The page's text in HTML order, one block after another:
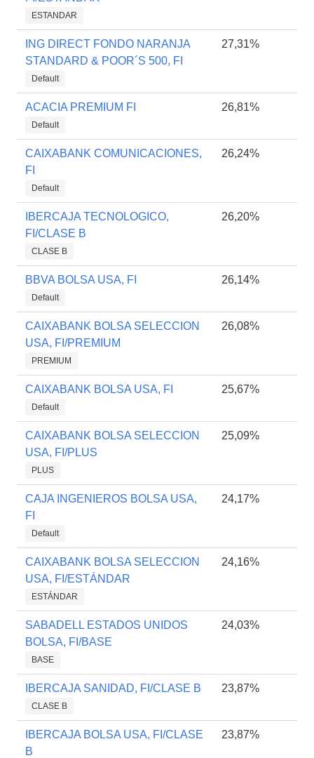
ESTANDAR
ING DIRECT FONDO NARANJA
STANDARD & POOR´S 500, FI
Default
27,31%
ACACIA PREMIUM FI
Default
26,81%
CAIXABANK COMUNICACIONES,
FI
Default
26,24%
IBERCAJA TECNOLOGICO,
FI/CLASE B
CLASE B
26,20%
BBVA BOLSA USA, FI
Default
26,14%
CAIXABANK BOLSA SELECCION
USA, FI/PREMIUM
PREMIUM
26,08%
CAIXABANK BOLSA USA, FI
Default
25,67%
CAIXABANK BOLSA SELECCION
USA, FI/PLUS
PLUS
25,09%
CAJA INGENIEROS BOLSA USA,
FI
Default
24,17%
CAIXABANK BOLSA SELECCION
USA, FI/ESTÁNDAR
ESTÁNDAR
24,16%
SABADELL ESTADOS UNIDOS
BOLSA, FI/BASE
BASE
24,03%
IBERCAJA SANIDAD, FI/CLASE B
CLASE B
23,87%
IBERCAJA BOLSA USA, FI/CLASE
B
23,87%